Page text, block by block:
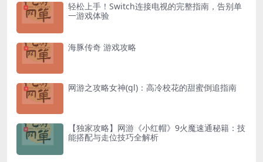
轻松上手！Switch连接电视的完整指南，告别单
一游戏体验
海豚传奇 游戏攻略
网游之攻略女神(gl)：高冷校花的甜蜜倒追指南
【独家攻略】网游《小红帽》9火魔速通秘籍：技
能搭配与走位技巧全解析